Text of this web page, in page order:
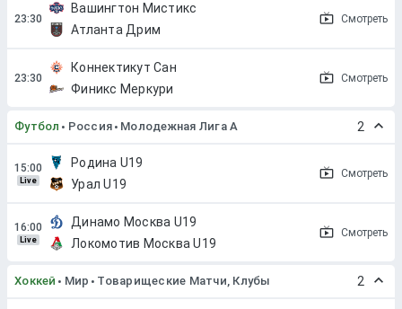
Вашингтон Мистикс
Атланта Дрим
Смотреть
Коннектикут Сан
Финикс Меркури
Смотреть
Футбол Россия Молодежная Лига А 2
Live
Родина U19
Урал U19
Смотреть
Live
Динамо Москва U19
Локомотив Москва U19
Смотреть
Хоккей Мир Товарищеские Матчи, Клубы 2